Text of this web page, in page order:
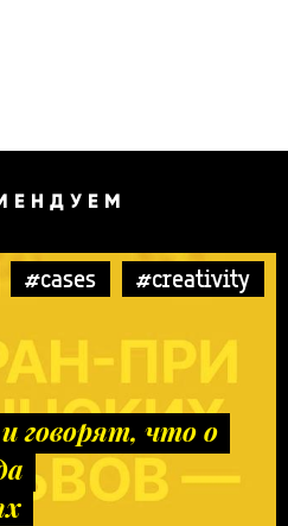
#cases #creativity
говорят, что о